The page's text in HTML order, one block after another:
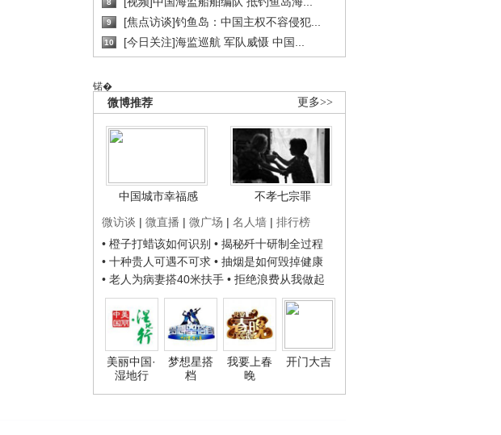
8
9 [焦点访谈]钓鱼岛：中国主权不容侵犯...
10 [今日关注]海监巡航 军队威慑 中国...
锘�
更多>>
微博推荐
中国城市幸福感
不孝七宗罪
微访谈 | 微直播 | 微广场 | 名人墙 | 排行榜
• 橙子打蜡该如何识别 • 揭秘歼十研制全过程
• 十种贵人可遇不可求 • 抽烟是如何毁掉健康
• 老人为病妻搭40米扶手 • 拒绝浪费从我做起
美丽中国·
湿地行
梦想星搭
档
我要上春
晚
开门大吉